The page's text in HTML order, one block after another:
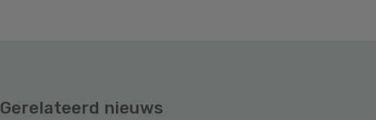
Gerelateerd nieuws